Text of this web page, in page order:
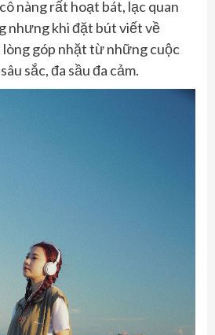
nàng rất hoạt bát, lạc quan
nhưng khi đặt bút viết về
lòng góp nhặt từ những cuộc
sắc, đa sầu đa cảm.